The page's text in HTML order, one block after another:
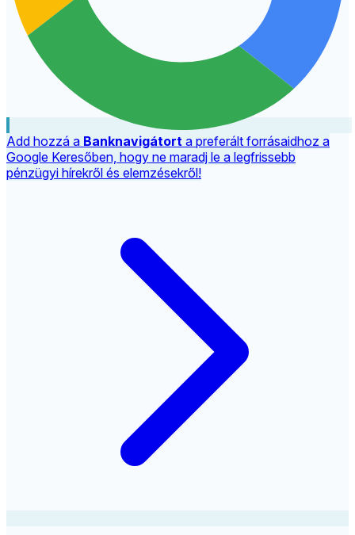
Add hozzá a Banknavigátort a preferált forrásaidhoz a
Google Keresőben, hogy ne maradj le a legfrissebb
pénzügyi hírekről és elemzésekről!